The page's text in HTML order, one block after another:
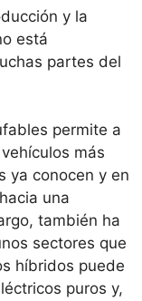
y la
está
partes del
permite a
más
ya conocen y en
una
también ha
sectores que
híbridos puede
puros y,